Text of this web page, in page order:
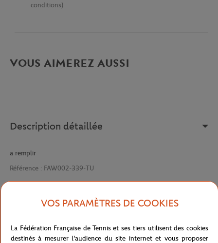
conditions)
VOUS AIMEREZ AUSSI
Description détaillée
a remplir
Référence : FAW002-339-TU
Caractéristiques
VOS PARAMÈTRES DE COOKIES
La Fédération Française de Tennis et ses tiers utilisent des cookies
destinés à mesurer l'audience du site internet et vous proposer